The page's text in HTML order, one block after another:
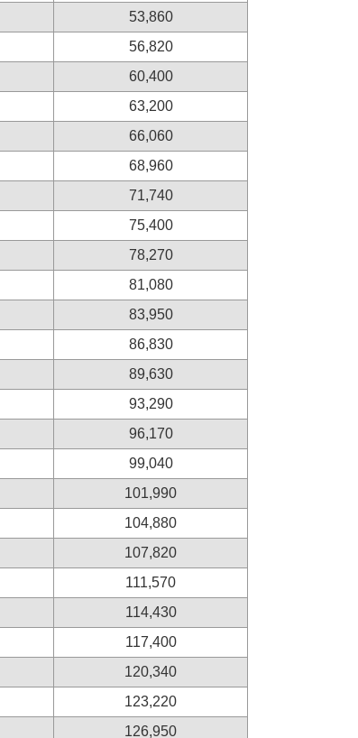
53,860
56,820
60,400
63,200
66,060
68,960
71,740
75,400
78,270
81,080
83,950
86,830
89,630
93,290
96,170
99,040
101,990
104,880
107,820
111,570
114,430
117,400
120,340
123,220
126,950